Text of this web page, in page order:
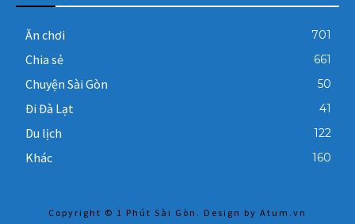
Ăn chơi 701
Chia sẻ 661
Chuyện Sài Gòn 50
Đi Đà Lạt 41
Du lịch 122
Khác 160
Copyright © 1 Phút Sài Gòn. Design by Atum.vn